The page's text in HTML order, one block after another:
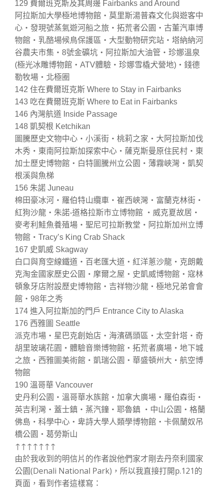
129 費爾班克斯及其周邊 Fairbanks and Around
阿拉斯加大學極地博物館‧莫里斯湯普森文化與遊客中
心‧發現號蒸氣遊河船之旅‧拓荒者公園‧古董汽車博
物館‧乳酪場候鳥保護區‧大型動物研究站‧塔納納河
谷農夫市集‧8號金礦坑‧阿拉斯加大油管‧珍娜溫泉
(極光冰雕博物館‧ATV體驗‧珍娜雪橇犬營地)‧錢德
勒牧場‧北極圈
142 住在費爾班克斯 Where to Stay in Fairbanks
143 吃在費爾班克斯 Where to Eat in Fairbanks
146 內灣航道 Inside Passage
148 凱契根 Ketchikan
圖騰歷史文物中心‧小溪街‧桃莉之家‧大阿拉斯加伐
木秀‧東南阿拉斯加探索中心‧薩克斯曼原住民村‧東
加士歷史博物館‧白特圖騰州立公園‧薄霧峽灣‧凱契
根溪與魚梯
156 朱諾 Juneau
棉田豪冰河‧羅伯特山纜車‧崔西峽灣‧富蘭克林街‧
紅狗沙龍‧朱諾-道格拉斯市立博物館 ‧威克夏故居‧
麥考利鮭魚養殖場‧聖尼可拉斯教堂‧阿拉斯加州立博
物館‧Tracy’s King Crab Shack
167 史凱威 Skagway
白口與育空線鐵道‧百老匯大道‧紅洋蔥沙龍‧克朗戴
克淘金國家歷史公園‧摩爾之屋‧史凱威博物館‧寇林
頓象牙店附設歷史博物館‧吉祥物沙龍‧極地兄弟會會
館‧98年之秀
174 進入阿拉斯加的門戶 Entrance City to Alaska
176 西雅圖 Seattle
派克市場‧星巴克創始店‧海濱碼頭區‧太空針塔‧奇
胡里玻璃花園‧體驗音樂博物館‧拓荒者廣場‧地下城
之旅‧西雅圖美術館‧凱瑞公園‧華盛頓州大‧航空博
物館
190 溫哥華 Vancouver
史丹利公園‧溫哥華水族館‧加拿大廣場‧羅伯森街‧
英吉利灣‧蓋士鎮‧蒸汽鐘‧耶魯鎮 ‧中山公園‧格蘭
佛島‧科學中心‧卑詩大學人類學博物館‧卡佩蘭奴吊
橋公園‧葛勞斯山
↑↑↑↑↑↑↑
由於我收到的明信片的作者說他們家才剛去丹奈利國家
公園(Denali National Park)，所以我直接打開p.121的
頁面，看到作者這樣寫：